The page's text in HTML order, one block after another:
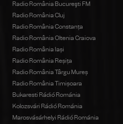
Radio România Bucureşti FM
Radio România Cluj
Radio România Constanța
Radio România Oltenia Craiova
Radio România Iași
Radio România Reșița
Radio România Târgu Mureș
Radio România Timișoara
Bukaresti Rádió Románia
Kolozsvári Rádió Románia
Marosvásárhelyi Rádió Románia